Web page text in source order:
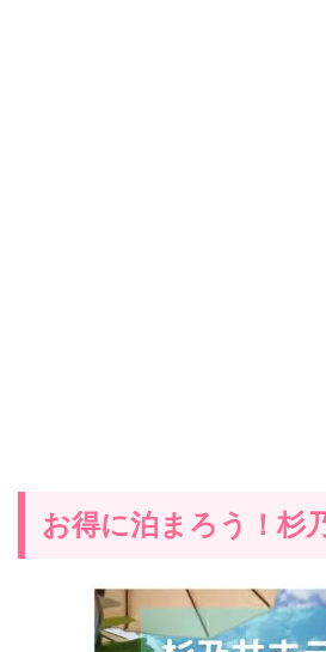
お得に泊まろう！杉